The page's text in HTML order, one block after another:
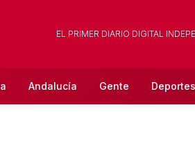
EL PRIMER DIARIO DIGITAL
Andalucía Gente Deportes